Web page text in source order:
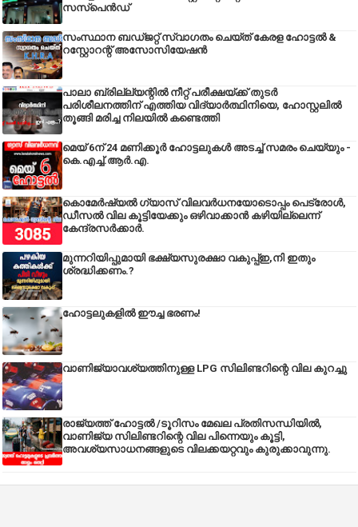
സസ്പെൻഡ്
സംസ്ഥാന ബഡ്‌ജറ്റ് സ്വാഗതം ചെയ്ത് കേരള ഹോട്ടൽ &
റസ്റ്റോറന്റ് അസോസിയേഷൻ
പാലാ ബ്രില്ല്യന്റിൽ നീറ്റ് പരീക്ഷയ്ക്ക് തുടർ
പരിശീലനത്തിന് എത്തിയ വിദ്യാർത്ഥിനിയെ, ഹോസ്റ്റലിൽ
തൂങ്ങി മരിച്ച നിലയിൽ കണ്ടെത്തി
മെയ് 6ന് 24 മണിക്കൂർ ഹോട്ടലുകൾ അടച്ച് സമരം ചെയ്യും -
കെ.എച്ച്.ആർ.എ.
കൊമേർഷ്യൽ ഗ്യാസ് വിലവർധനയോടൊപ്പം പെട്രോൾ,
ഡീസല്‍ വില കൂട്ടിയേക്കും ഒഴിവാക്കാന്‍ കഴിയില്ലെന്ന്
കേന്ദ്രസര്‍ക്കാര്‍.
മുന്നറിയിപ്പുമായി ഭക്ഷ്യസുരക്ഷാ വകുപ്പ്ഇ,നി ഇതും
ശ്രദ്ധിക്കണം.?
ഹോട്ടലുകളിൽ ഈച്ച ഭരണം!
വാണിജ്യാവശ്യത്തിനുള്ള LPG സിലിണ്ടറിന്റെ വില കുറച്ചു
രാജ്യത്ത് ഹോട്ടൽ /ടൂറിസം മേഖല പ്രതിസന്ധിയിൽ,
വാണിജ്യ സിലിണ്ടറിന്റെ വില പിന്നെയും കൂട്ടി,
അവശ്യസാധനങ്ങളുടെ വിലക്കയറ്റവും കുരുക്കാവുന്നു.